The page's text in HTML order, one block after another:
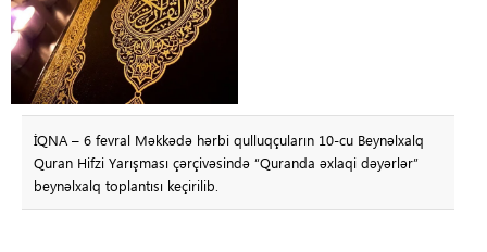
İQNA – 6 fevral Məkkədə hərbi qulluqçuların 10-cu Beynəlxalq
Quran Hifzi Yarışması çərçivəsində “Quranda əxlaqi dəyərlər”
beynəlxalq toplantısı keçirilib.